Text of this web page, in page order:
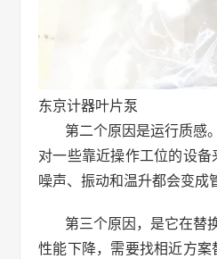
东京计器叶片泵
第二个原因是运行质感
对一些靠近操作工位的设
噪声、振动和温升都会变成
第三个原因，是它在替
性能下降，需要找相近方